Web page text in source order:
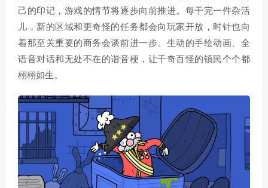
己的印记，游戏的情节将逐步向前推进。每干完一件杂活
儿，新的区域和更奇怪的任务都会向玩家开放，时针也向
着那至关重要的商务会谈前进一步。生动的手绘动画、全
语音对话和无处不在的谐音梗，让千奇百怪的镇民个个都
栩栩如生。